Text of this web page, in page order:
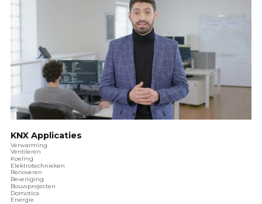
KNX Applicaties
Verwarming
Ventileren
Koeling
Elektrotechnieken
Renoveren
Beveiliging
Bouwprojecten
Domotica
Energie